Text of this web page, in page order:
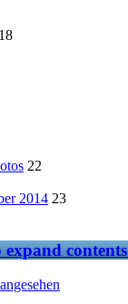
18
22
2014 23
contents